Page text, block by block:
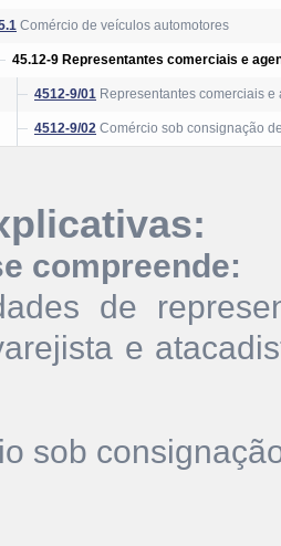
Comércio de veículos automotores
45.12-9 Representantes comerciais e
4512-9/01 Representantes comerciais
4512-9/02 Comércio sob consignação
compreende:
de
e
sob